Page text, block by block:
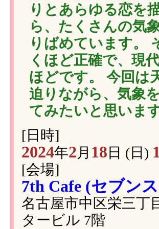
りとあらゆる恋を
ら、たくさんの気
りばめています。
くほど正確で、現
ほどです。 今回は
迫りながら、気象
てみたいと思います
[日時]
2024年2月 18 日 (日)
[会場]
7th Cafe (セブン
名古屋市中区栄三丁
タービル 7階